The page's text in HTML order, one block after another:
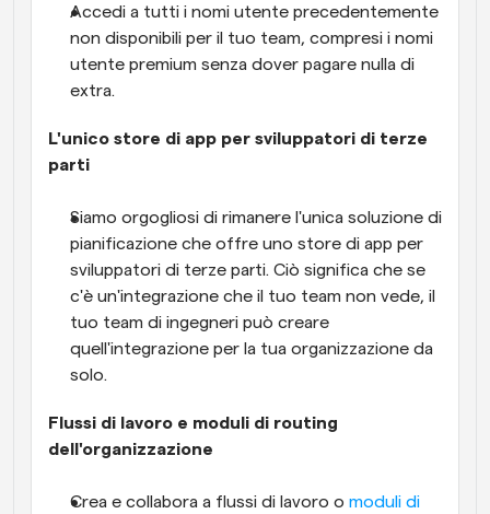
Accedi a tutti i nomi utente precedentemente
non disponibili per il tuo team, compresi i nomi
utente premium senza dover pagare nulla di
extra.
L'unico store di app per sviluppatori di terze
parti
Siamo orgogliosi di rimanere l'unica soluzione di
pianificazione che offre uno store di app per
sviluppatori di terze parti. Ciò significa che se
c'è un'integrazione che il tuo team non vede, il
tuo team di ingegneri può creare
quell'integrazione per la tua organizzazione da
solo.
Flussi di lavoro e moduli di routing
dell'organizzazione
Crea e collabora a flussi di lavoro o moduli di